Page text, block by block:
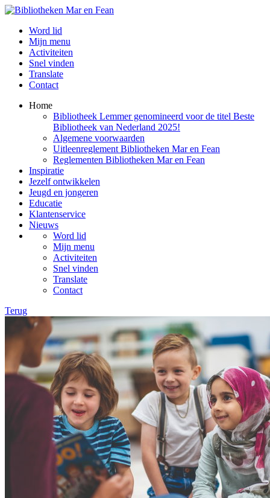
Word lid
Mijn menu
Activiteiten
Snel vinden
Translate
Contact
Home
Bibliotheek Lemmer genomineerd voor de titel Beste
Bibliotheek van Nederland 2025!
Algemene voorwaarden
Uitleenreglement Bibliotheken Mar en Fean
Reglementen Bibliotheken Mar en Fean
Inspiratie
Jezelf ontwikkelen
Jeugd en jongeren
Educatie
Klantenservice
Nieuws
Word lid
Mijn menu
Activiteiten
Snel vinden
Translate
Contact
Terug